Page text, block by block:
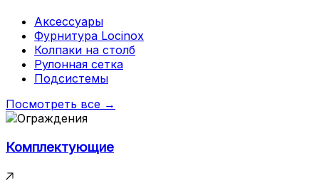
Аксессуары
Фурнитура Locinox
Колпаки на столб
Рулонная сетка
Подсистемы
Посмотреть все →
Комплектующие